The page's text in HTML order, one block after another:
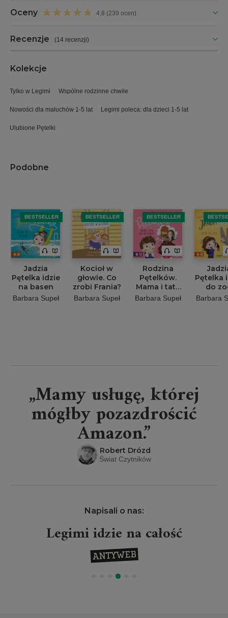
Oceny 4,8 (239 ocen)
Recenzje (14 recenzji)
Kolekcje
Tylko w Legimi Wspólne rodzinne chwile
Nowości dla maluchów 1-5 lat Legimi poleca: dla dzieci 1-5 lat
Ulubione Pętelki
Podobne
BESTSELLER
Jadzia
Pętelka idzie
na basen
Barbara Supeł
BESTSELLER
Kocioł w
głowie. Co
zrobi Frania?
Barbara Supeł
BESTSELLER
Rodzina
Pętelków.
Mama i tata
idą na
Barbara Supeł
Pętelka
do
Barbara
„Mamy usługę, której
mógłby pozazdrościć
Amazon.”
Robert Drózd
Świat Czytników
Napisali o nas:
Legimi idzie na całość